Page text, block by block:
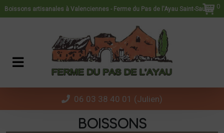
Boissons artisanales à Valenciennes - Ferme du Pas de l'Ayau Saint-Saulve 0
06 03 38 40 01 (Julien)
BOISSONS
Panneau de gestion des cookies